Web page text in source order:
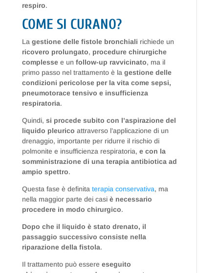
respiro.
COME SI CURANO?
La gestione delle fistole bronchiali richiede un
ricovero prolungato, procedure chirurgiche
complessee un follow-up ravvicinato, ma il
primo passo nel trattamento è la gestione delle
condizioni pericolose per la vita come sepsi,
pneumotorace tensivo e insufficienza
respiratoria.
Quindi, si procede subito con l’aspirazione del
liquido pleurico attraverso l’applicazione di un
drenaggio, importante per ridurre il rischio di
polmonite e insufficienza respiratoria, e con la
somministrazione di una terapia antibiotica ad
ampio spettro.
Questa fase è definita terapia conservativa, ma
nella maggior parte dei casi è necessario
procedere in modo chirurgico.
Dopo che il liquido è stato drenato, il
passaggio successivo consiste nella
riparazione della fistola.
Il trattamento può essere eseguito